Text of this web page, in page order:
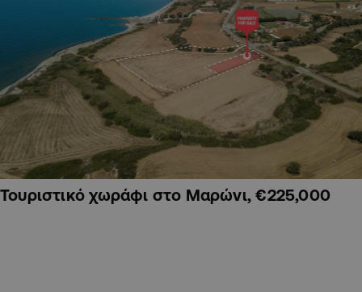
Τουριστικό χωράφι στο Μαρώνι, €225,000